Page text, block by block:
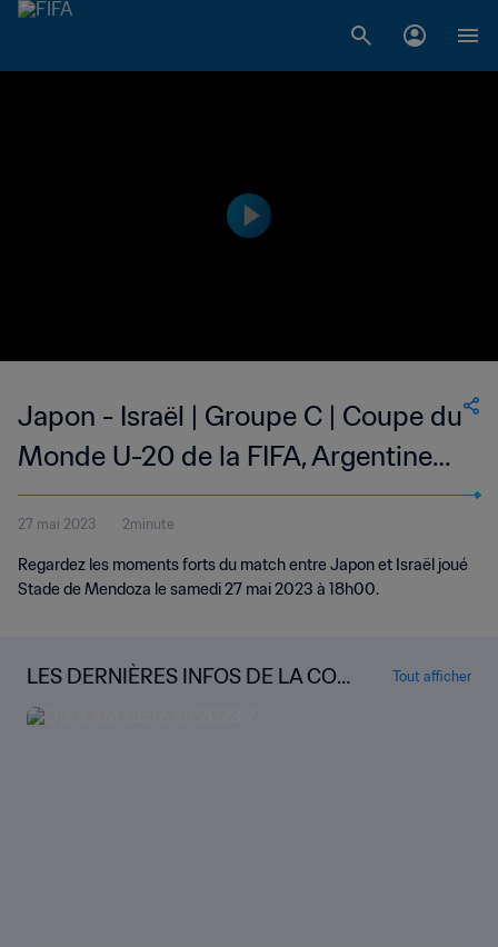
Japon - Israël | Groupe C | Coupe du
Monde U-20 de la FIFA, Argentine
2023™ | Résumé vidéo
27 mai 2023 2minute
Regardez les moments forts du match entre Japon et Israël joué
Stade de Mendoza le samedi 27 mai 2023 à 18h00.
LES DERNIÈRES INFOS DE LA COU
PE DU MONDE U-20 DE LA FIFA
Tout afficher